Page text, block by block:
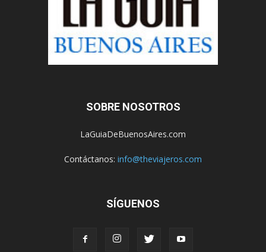
SOBRE NOSOTROS
LaGuiaDeBuenosAires.com
Contáctanos: info@theviajeros.com
SÍGUENOS